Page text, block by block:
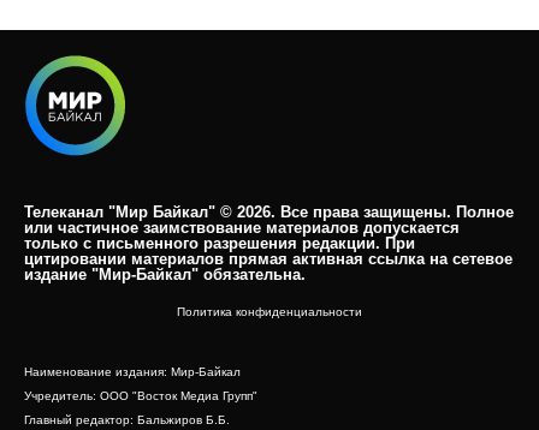
Телеканал "Мир Байкал" © 2026. Все права защищены. Полное
или частичное заимствование материалов допускается
только с письменного разрешения редакции. При
цитировании материалов прямая активная ссылка на сетевое
издание "Мир-Байкал" обязательна.​
Политика конфиденциальности
Наименование издания: Мир-Байкал
Учредитель: ООО "Восток Медиа Групп"
Главный редактор: Бальжиров Б.Б.